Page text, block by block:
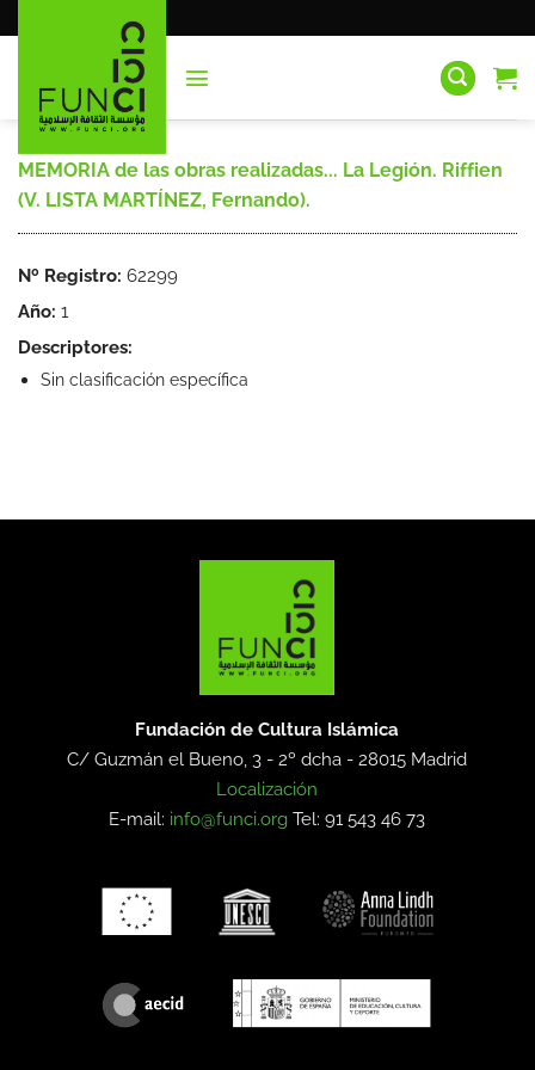
al
MEMORIA de las obras realizadas... La Legión. Riffien
(V. LISTA MARTÍNEZ, Fernando).
Nº Registro: 62299
Año: 1
Descriptores:
Sin clasificación específica
Fundación de Cultura Islámica
C/ Guzmán el Bueno, 3 - 2º dcha -28015 Madrid
Localización
E-mail: info@funci.org Tel: 91 543 46 73